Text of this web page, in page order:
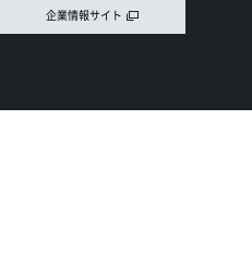
企業情報サイト